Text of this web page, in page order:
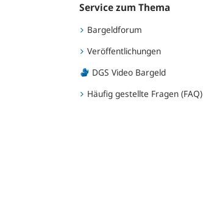
Service zum Thema
Bargeldforum
Veröffentlichungen
DGS Video Bargeld
Häufig gestellte Fragen (FAQ)